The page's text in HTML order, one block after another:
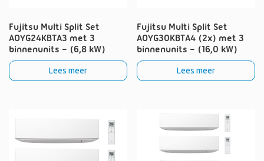
Fujitsu Multi Split Set
AOYG24KBTA3 met 3
binnenunits – (6,8 kW)
Lees meer
Fujitsu Multi Split Set
AOYG30KBTA4 (2x) met 3
binnenunits – (16,0 kW)
Lees meer